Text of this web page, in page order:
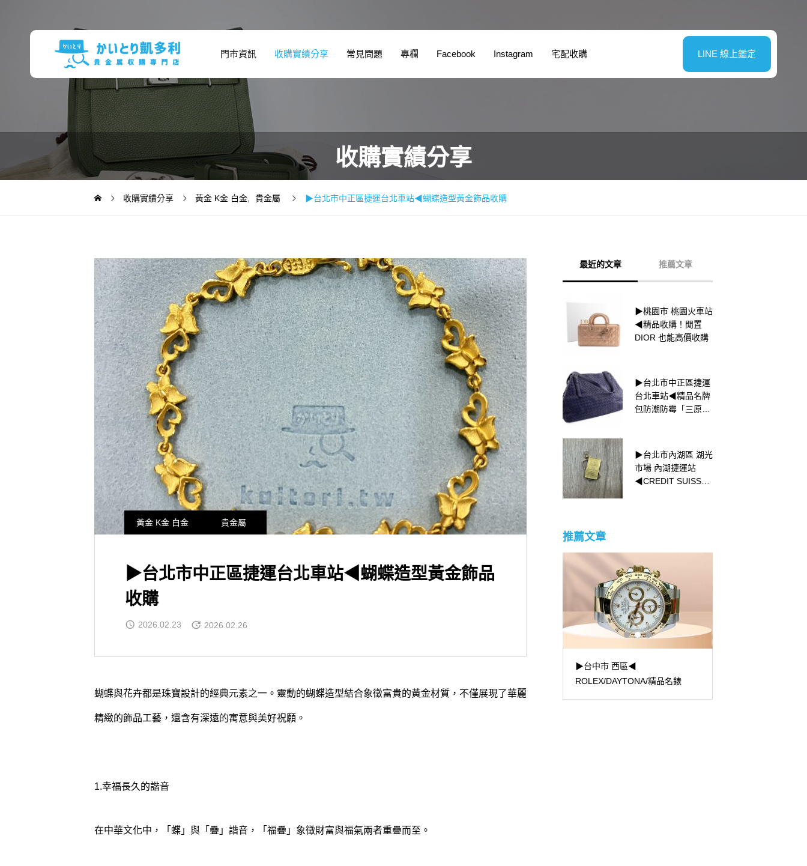
門市資訊 收購實績分享 常見問題 專欄 Facebook Instagram 宅配收購 LINE 線上鑑定
收購實績分享
收購實績分享 黃金 K金 白金 貴金屬 ▶台北市中正區捷運台北車站◀蝴蝶造型黃金飾品收購
黃金 K金 白金 貴金屬
▶台北市中正區捷運台北車站◀蝴蝶造型黃金飾品
收購
2026.02.23 2026.02.26
蝴蝶與花卉都是珠寶設計的經典元素之一。靈動的蝴蝶造型結合象徵富貴的黃金材質，不僅展現了華麗
精緻的飾品工藝，還含有深遠的寓意與美好祝願。
1.幸福長久的諧音
在中華文化中，「蝶」與「疊」諧音，「福疊」象徵財富與福氣兩者重疊而至。
最近的文章 推薦文章
▶桃園市 桃園火車站
◀精品收購！閒置
DIOR 也能高價收購
▶台北市中正區捷運
台北車站◀精品名牌
包防潮防霉「三原
▶台北市內湖區 湖光
市場 內湖捷運站
◀CREDIT SUISSE
▶新北市新莊區 捷運
新莊站◀✨收購K金
戒指✨
▶新北市新莊區 捷運
新莊站◀⌚收購
ROLEX手錶⌚
▶台中市西區 無證未
滿30分鑽戒 強力收
購中◀
推薦文章
▶台中市 西區◀
ROLEX/DAYTONA/精品名錶